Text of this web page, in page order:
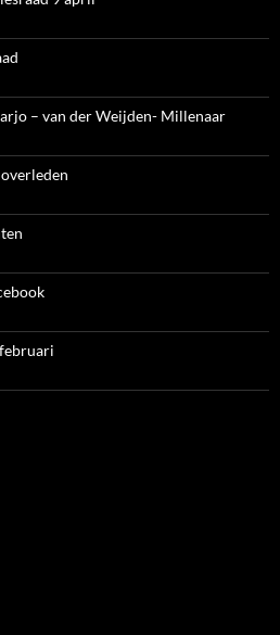
– van der Weijden- Millenaar